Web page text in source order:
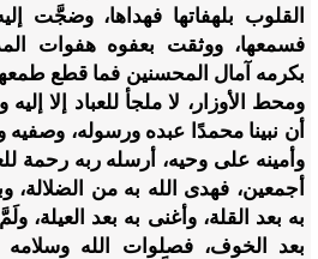
القلوب بلهفاتها فهداها، وضجَّت
فسمعها، ووثقت بعفوه هفوات
بكرمه آمال المحسنين فما قطع
ومحط الأوزار، لا ملجأ للعباد إلا
أن نبينا محمدًا عبده ورسوله، وصفيه
وأمينه على وحيه، أرسله ربه رحمة
أجمعين، فهدى الله به من الضلالة،
به بعد القلة، وأغنى به بعد العيلة،
بعد الخوف، فصلوات الله وسلامه